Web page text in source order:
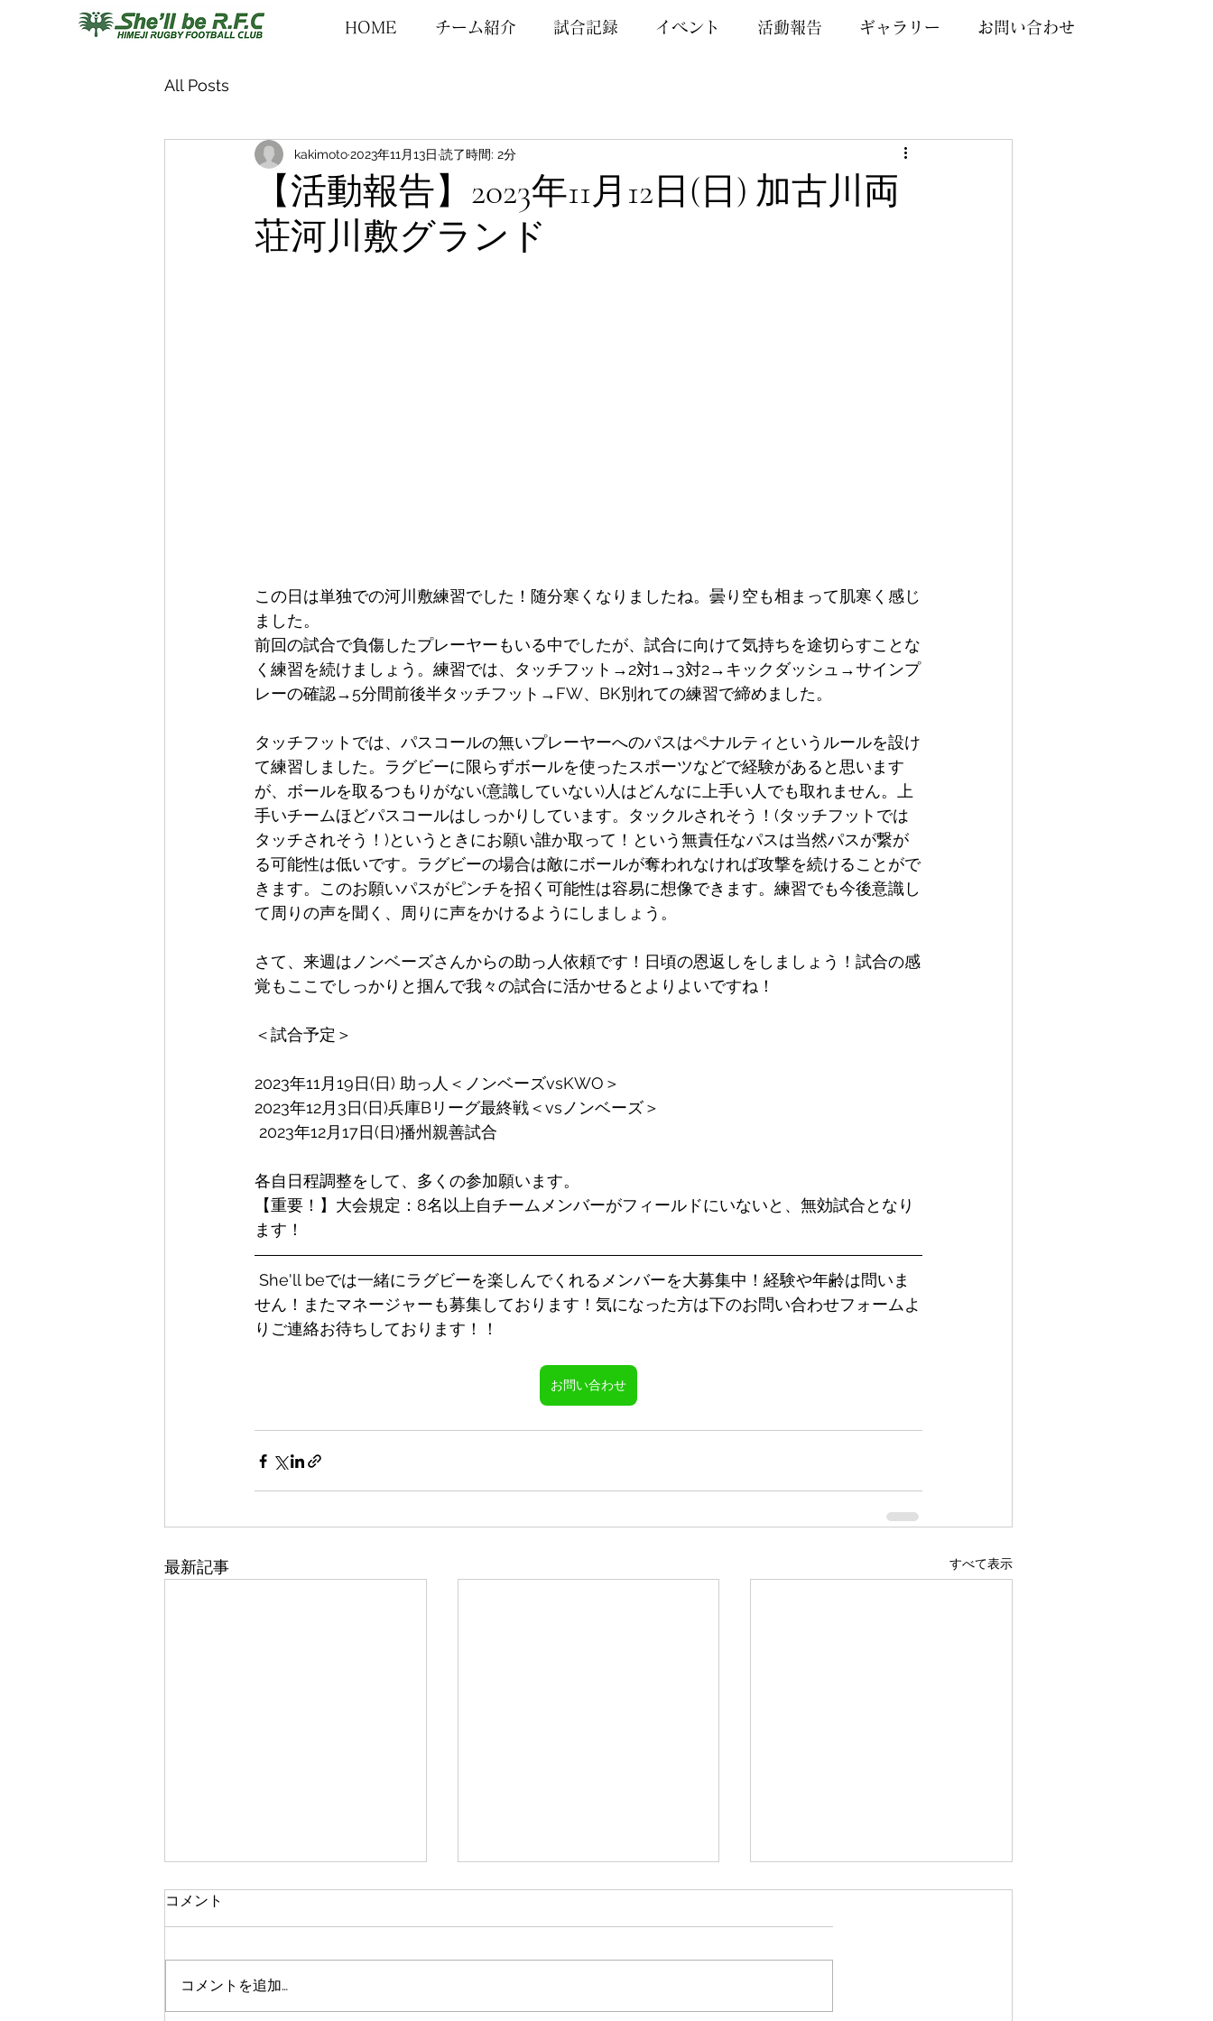
HOME チーム紹介 試合記録 イベント 活動報告 ギャラリー お問い合わせ
All Posts
【活動報告】2023年11月12日(日) 加古川両
荘河川敷グランド
kakimoto2023年11月13日 読了時間: 2分
この日は単独での河川敷練習でした！随分寒くなりましたね。曇り空も相まって肌寒く感じ
ました。
前回の試合で負傷したプレーヤーもいる中でしたが、試合に向けて気持ちを途切らすことな
く練習を続けましょう。練習では、タッチフット→2対1→3対2→キックダッシュ→サインプ
レーの確認→5分間前後半タッチフット→FW、BK別れての練習で締めました。
タッチフットでは、パスコールの無いプレーヤーへのパスはペナルティというルールを設け
て練習しました。ラグビーに限らずボールを使ったスポーツなどで経験があると思います
が、ボールを取るつもりがない(意識していない)人はどんなに上手い人でも取れません。上
手いチームほどパスコールはしっかりしています。タックルされそう！(タッチフットでは
タッチされそう！)というときにお願い誰か取って！という無責任なパスは当然パスが繋が
る可能性は低いです。ラグビーの場合は敵にボールが奪われなければ攻撃を続けることがで
きます。このお願いパスがピンチを招く可能性は容易に想像できます。練習でも今後意識し
て周りの声を聞く、周りに声をかけるようにしましょう。
さて、来週はノンベーズさんからの助っ人依頼です！日頃の恩返しをしましょう！試合の感
覚もここでしっかりと掴んで我々の試合に活かせるとよりよいですね！
＜試合予定＞
2023年11月19日(日) 助っ人＜ノンベーズvsKWO＞
2023年12月3日(日)兵庫Bリーグ最終戦＜vsノンベーズ＞
2023年12月17日(日)播州親善試合
各自日程調整をして、多くの参加願います。
【重要！】大会規定：8名以上自チームメンバーがフィールドにいないと、無効試合となり
ます！
せん！またマネージャーも募集しております！気になった方は下のお問い合わせフォームよ
りご連絡お待ちしております！！
お問い合わせ
最新記事 すべて表示
コメント
コメントを追加…